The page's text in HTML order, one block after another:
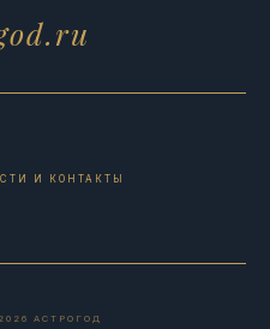
И КОНТАКТЫ
2026 АСТРОГОД